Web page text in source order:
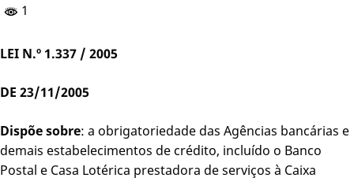
1
LEI N.º 1.337 / 2005
DE 23/11/2005
Dispõe sobre: a obrigatoriedade das Agências bancárias e
demais estabelecimentos de crédito, incluído o Banco
Postal e Casa Lotérica prestadora de serviços à Caixa